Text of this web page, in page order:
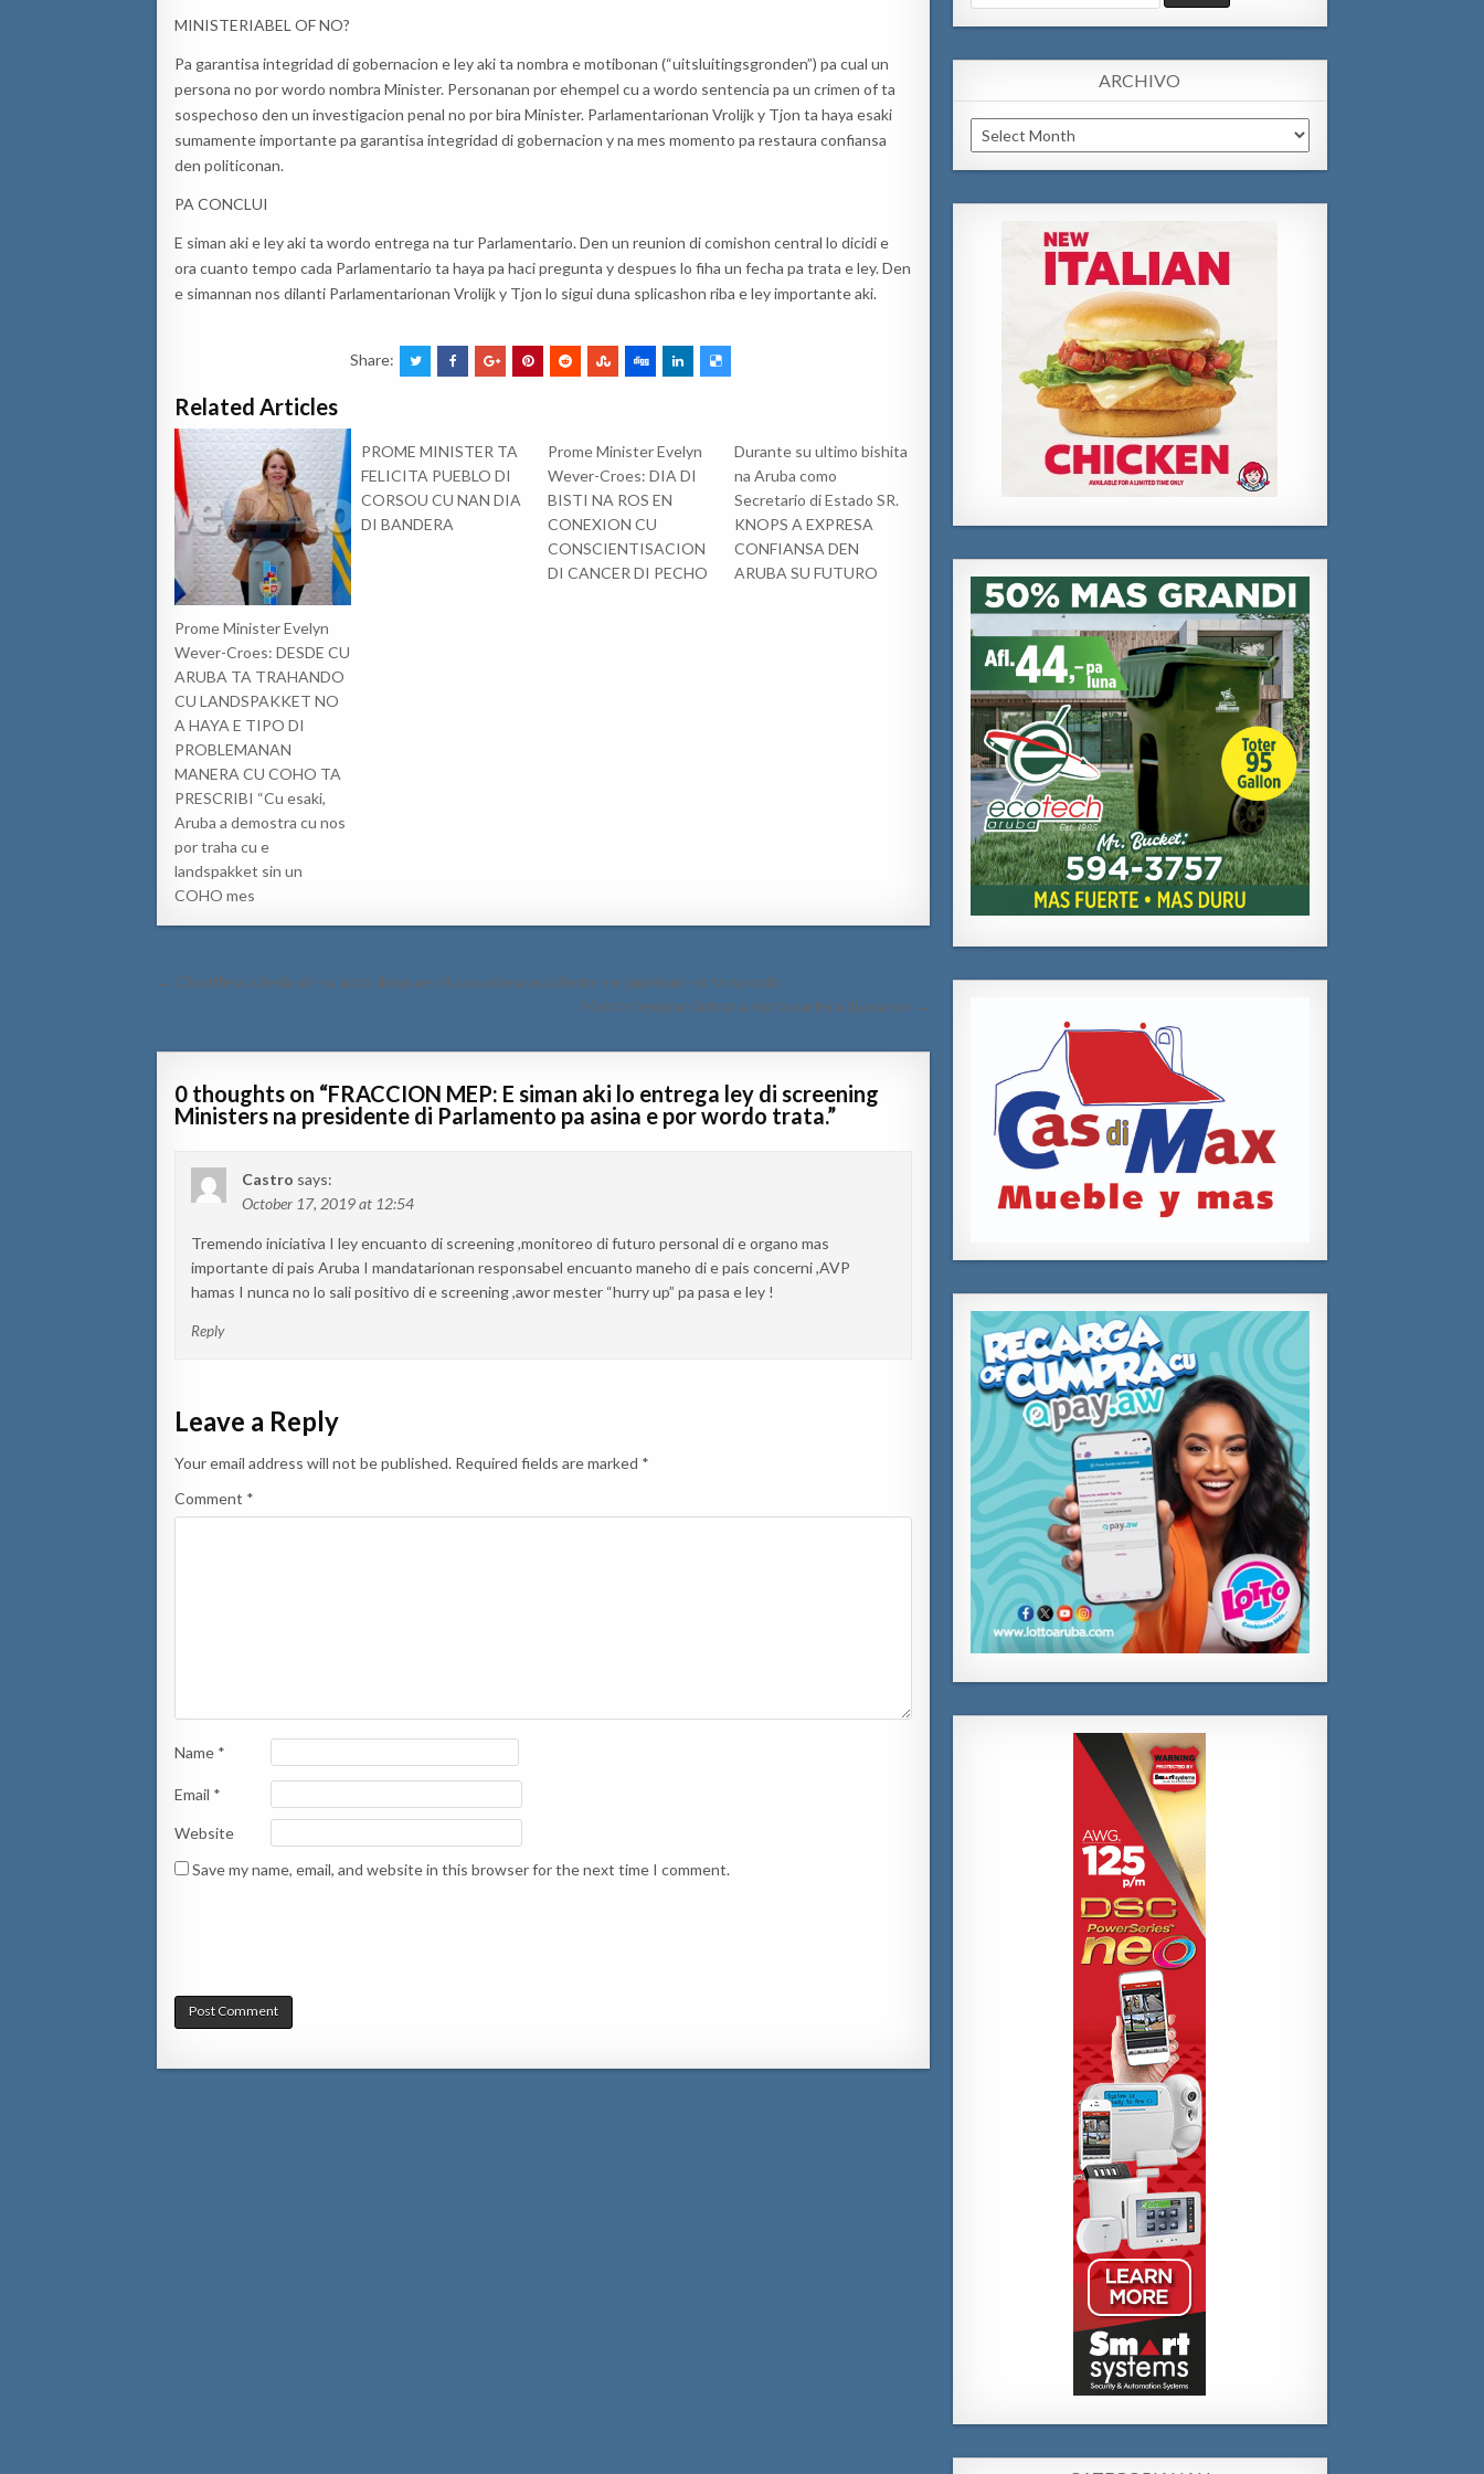
MINISTERIABEL OF NO?
Pa garantisa integridad di gobernacion e ley aki ta nombra e motibonan (“uitsluitingsgronden”) pa cual un
persona no por wordo nombra Minister. Personanan por ehempel cu a wordo sentencia pa un crimen of ta
sospechoso den un investigacion penal no por bira Minister. Parlamentarionan Vrolijk y Tjon ta haya esaki
sumamente importante pa garantisa integridad di gobernacion y na mes momento pa restaura confiansa
den politiconan.
PA CONCLUI
E siman aki e ley aki ta wordo entrega na tur Parlamentario. Den un reunion di comishon central lo dicidi e
ora cuanto tempo cada Parlamentario ta haya pa haci pregunta y despues lo fiha un fecha pa trata e ley. Den
e simannan nos dilanti Parlamentarionan Vrolijk y Tjon lo sigui duna splicashon riba e ley importante aki.
Share:
Related Articles
Prome Minister Evelyn
Wever-Croes: DESDE CU
ARUBA TA TRAHANDO
CU LANDSPAKKET NO
A HAYA E TIPO DI
PROBLEMANAN
MANERA CU COHO TA
PRESCRIBI “Cu esaki,
Aruba a demostra cu nos
por traha cu e
landspakket sin un
COHO mes
PROME MINISTER TA
FELICITA PUEBLO DI
CORSOU CU NAN DIA
DI BANDERA
Prome Minister Evelyn
Wever-Croes: DIA DI
BISTI NA ROS EN
CONEXION CU
CONSCIENTISACION
DI CANCER DI PECHO
Durante su ultimo bishita
na Aruba como
Secretario di Estado SR.
KNOPS A EXPRESA
CONFIANSA DEN
ARUBA SU FUTURO
Post
← Chauffeur a keda sin su auto despues di a ocasiona accidente y e papelnan no ta na ordo
Mainta tempran ladron a horta cartera di peaton →
0 thoughts on “FRACCION MEP: E siman aki lo entrega ley di screening
Ministers na presidente di Parlamento pa asina e por wordo trata.”
Castro says:
October 17, 2019 at 12:54
Tremendo iniciativa I ley encuanto di screening ,monitoreo di futuro personal di e organo mas
importante di pais Aruba I mandatarionan responsabel encuanto maneho di e pais concerni ,AVP
hamas I nunca no lo sali positivo di e screening ,awor mester “hurry up” pa pasa e ley !
Reply
Leave a Reply
Your email address will not be published. Required fields are marked *
Comment *
Name *
Email *
Website
Save my name, email, and website in this browser for the next time I comment.
for:
ARCHIVO
Archivo